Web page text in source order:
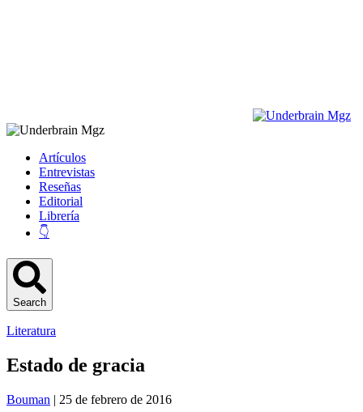
Artículos
Entrevistas
Reseñas
Editorial
Librería
👇
Search
Literatura
Estado de gracia
Bouman | 25 de febrero de 2016